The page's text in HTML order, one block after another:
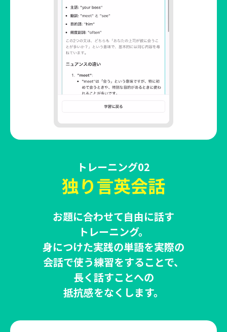
トレーニング02
独り言英会話
お題に合わせて自由に話す
トレーニング。
身につけた実践の単語を実際の
会話で使う練習をすることで、
長く話すことへの
抵抗感をなくします。